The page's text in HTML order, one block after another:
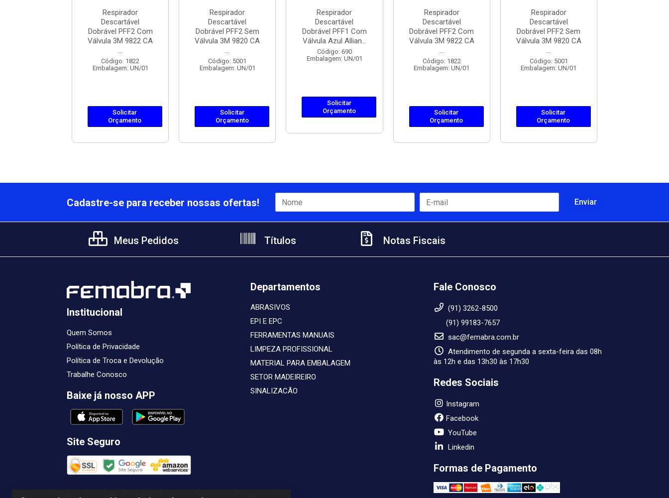
Respirador
Descartável
Dobrável PFF2 Com
Válvula 3M 9822 CA
...
Código: 1822
Embalagem: UN/01
Solicitar
Orçamento
Respirador
Descartável
Dobrável PFF2 Sem
Válvula 3M 9820 CA
...
Código: 5001
Embalagem: UN/01
Solicitar
Orçamento
Respirador
Descartável
Dobrável PFF1 Com
Válvula Azul Allian...
Código: 690
Embalagem: UN/01
Solicitar
Orçamento
Respirador
Descartável
Dobrável PFF2 Com
Válvula 3M 9822 CA
...
Código: 1822
Embalagem: UN/01
Solicitar
Orçamento
Respirador
Descartável
Dobrável PFF2 Sem
Válvula 3M 9820 CA
...
Código: 5001
Embalagem: UN/01
Solicitar
Orçamento
Cadastre-se para receber nossas ofertas!
Meus Pedidos Títulos Notas Fiscais
Institucional
Quem Somos
Política de Privacidade
Política de Troca e Devolução
Trabalhe Conosco
Baixe já nosso APP
Site Seguro
Departamentos
ABRASIVOS
EPI E EPC
FERRAMENTAS MANUAIS
LIMPEZA PROFISSIONAL
MATERIAL PARA EMBALAGEM
SETOR MADEIREIRO
SINALIZACÃO
Fale Conosco
(91) 3262-8500
(91) 99183-7657
sac@femabra.com.br
Atendimento de segunda a sexta-feira das 08h
às 12h e das 13h30 às 17h30
Redes Sociais
Instagram
Facebook
YouTube
Linkedin
Formas de Pagamento